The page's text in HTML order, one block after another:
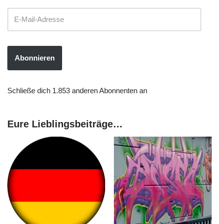
Abonnieren
Schließe dich 1.853 anderen Abonnenten an
Eure Lieblingsbeiträge…